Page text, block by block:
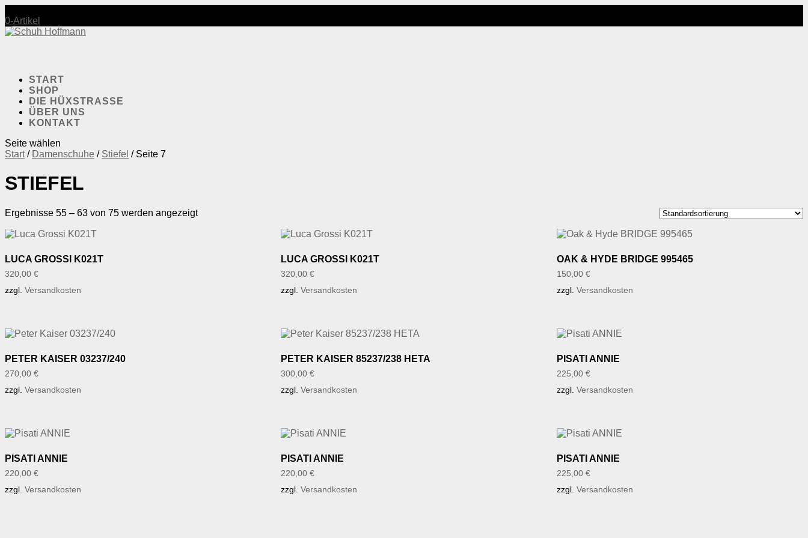
0-Artikel
START
SHOP
DIE HÜXSTRASSE
ÜBER UNS
KONTAKT
Seite wählen
Start/ Damenschuhe / Stiefel / Seite 7
STIEFEL
Ergebnisse 55 – 63 von 75 werden angezeigt
LUCA GROSSI K021T
320,00 €
zzgl. Versandkosten
LUCA GROSSI K021T
320,00 €
zzgl. Versandkosten
OAK & HYDE BRIDGE 995465
150,00 €
zzgl. Versandkosten
PETER KAISER 03237/240
270,00 €
zzgl. Versandkosten
PETER KAISER 85237/238 HETA
300,00 €
zzgl. Versandkosten
PISATI ANNIE
225,00 €
zzgl. Versandkosten
PISATI ANNIE
220,00 €
zzgl. Versandkosten
PISATI ANNIE
220,00 €
zzgl. Versandkosten
PISATI ANNIE
225,00 €
zzgl. Versandkosten